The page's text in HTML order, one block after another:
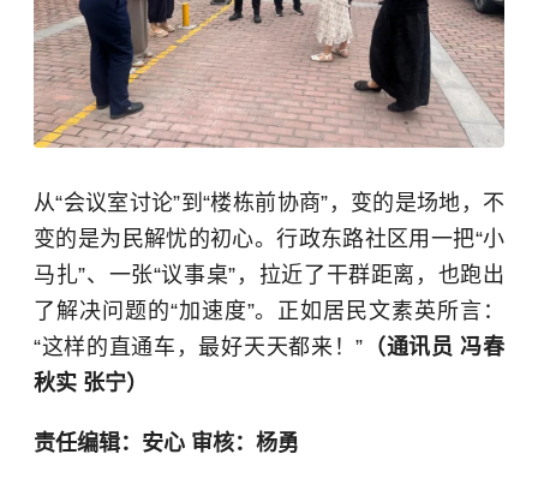
从“会议室讨论”到“楼栋前协商”，变的是场地，不
变的是为民解忧的初心。行政东路社区用一把“小
马扎”、一张“议事桌”，拉近了干群距离，也跑出
了解决问题的“加速度”。正如居民文素英所言：
“这样的直通车，最好天天都来！” （通讯员 冯春
秋实 张宁）
责任编辑：安心 审核：杨勇